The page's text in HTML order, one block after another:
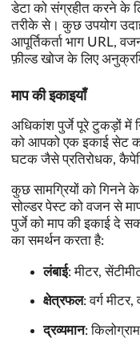
डेटा को संग्रहीत करने के
तरीके से। कुछ उपयोग
आपूर्तिकर्ता भाग URL,
फ़ील्ड खोज के लिए
माप की इकाइयाँ
अधिकांश पुर्जे पूरे टुकड़ों में
को आपको एक इकाई सेट
घटक जैसे प्रतिरोधक,
कुछ सामग्रियों को गिनने के
सोल्डर पेस्ट को वजन से
पुर्जे को माप की इकाई दे
का समर्थन करता है:
लंबाई: मीटर,
क्षेत्रफल: वर्ग
द्रव्यमान: